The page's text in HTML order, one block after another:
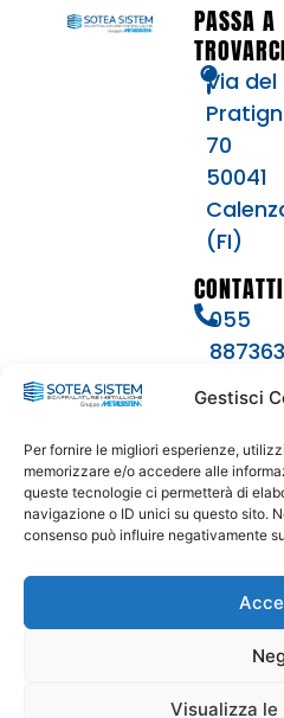
Gestisci
Per fornire le migliori esperienze,
memorizzare e/o accedere alle
queste tecnologie ci permetterà di
navigazione o ID unici su questo sito.
consenso può influire negativamente
Visualizza le
PASSA A
TROVARCI
Via del
70
50041
(FI)
CONTATTI
055
© 2024
SOTEA SISTEM | P. IVA –
REA: 446271 | SDI: USAL8PV |